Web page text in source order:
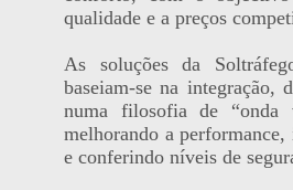
qualidade e a preços
As soluções da
baseiam-se na integração,
numa filosofia de “onda
melhorando a performance,
e conferindo níveis de